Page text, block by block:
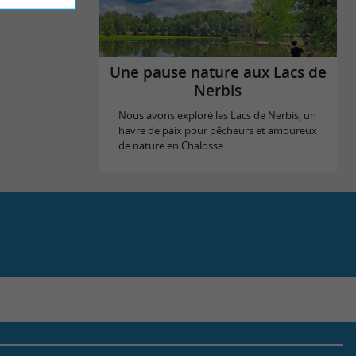
Une pause nature aux Lacs de
Nerbis
Nous avons exploré les Lacs de Nerbis, un
havre de paix pour pêcheurs et amoureux
de nature en Chalosse. ...